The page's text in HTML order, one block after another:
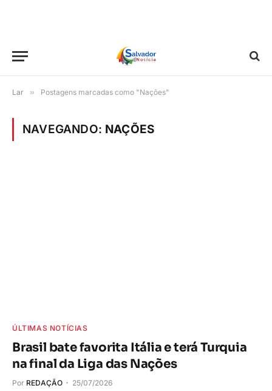
Lar » Postagens marcadas como "Nações"
NAVEGANDO: NAÇÕES
ÚLTIMAS NOTÍCIAS
Brasil bate favorita Itália e terá Turquia
na final da Liga das Nações
Por REDAÇÃO 25/07/2026